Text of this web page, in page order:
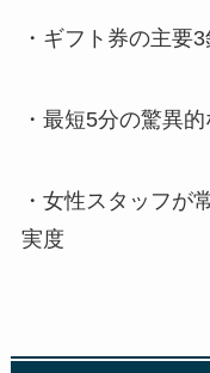
・ギフト券の主要
・最短5分の驚異
・女性スタッフが
実度